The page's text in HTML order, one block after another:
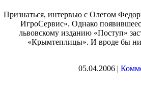
Признаться, интервью с Олегом
ИгроСервис». Однако
львовскому изданию «Поступ»
«Крымтеплицы». И вроде бы
05.04.2006 |